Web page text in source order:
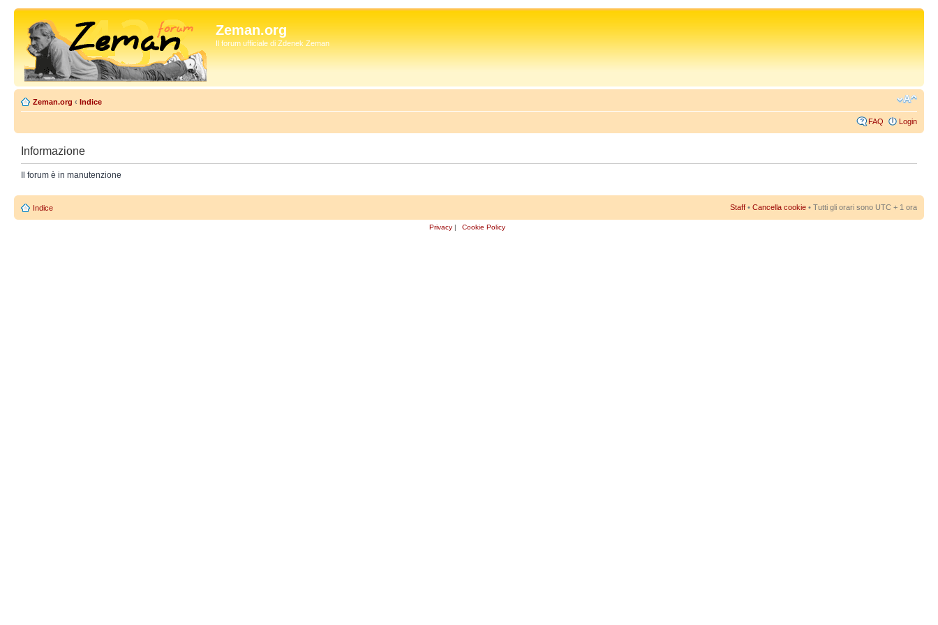
Zeman.org
Il forum ufficiale di Zdenek Zeman
Zeman.org ‹ Indice
FAQ Login
Informazione
Il forum è in manutenzione
Indice Staff • Cancella cookie • Tutti gli orari sono UTC + 1 ora
Privacy | Cookie Policy